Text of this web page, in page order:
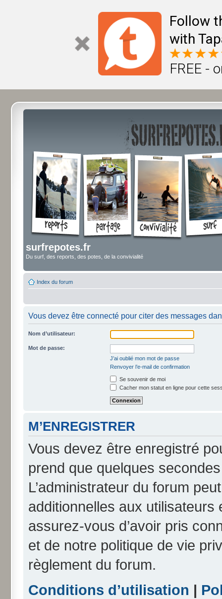
Follow
with
FREE -
surfrepotes.fr
Du surf, des reports, des potes, de la convivialité
Index du forum
Vous devez être connecté pour citer des messages
Nom d’utilisateur:
Mot de passe:
J’ai oublié mon mot de passe
Renvoyer l’e-mail de confirmation
Se souvenir de moi
Cacher mon statut en ligne pour cette
M’ENREGISTRER
Vous devez être enregistré
prend que quelques
L’administrateur du forum
additionnelles aux
assurez-vous d’avoir pris
et de notre politique de vie
règlement du forum.
Conditions d’utilisation |